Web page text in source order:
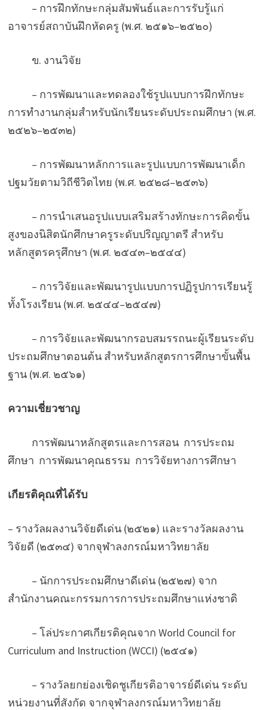
– การฝึกทักษะกลุ่มสัมพันธ์และการรับรู้แก่
อาจารย์สถาบันฝึกหัดครู (พ.ศ. ๒๕๑๖–๒๕๒๐)
ข. งานวิจัย
– การพัฒนาและทดลองใช้รูปแบบการฝึกทักษะ
การทำงานกลุ่มสำหรับนักเรียนระดับประถมศึกษา (พ.ศ.
๒๕๒๖–๒๕๓๒)
– การพัฒนาหลักการและรูปแบบการพัฒนาเด็ก
ปฐมวัยตามวิถีชีวิตไทย (พ.ศ. ๒๕๒๘–๒๕๓๖)
– การนำเสนอรูปแบบเสริมสร้างทักษะการคิดขั้น
สูงของนิสิตนักศึกษาครูระดับปริญญาตรี สำหรับ
หลักสูตรครุศึกษา (พ.ศ. ๒๕๔๓–๒๕๔๔)
– การวิจัยและพัฒนารูปแบบการปฏิรูปการเรียนรู้
ทั้งโรงเรียน (พ.ศ. ๒๕๔๔–๒๕๔๗)
– การวิจัยและพัฒนากรอบสมรรถนะผู้เรียนระดับ
ประถมศึกษาตอนต้น สำหรับหลักสูตรการศึกษาขั้นพื้น
ฐาน (พ.ศ. ๒๕๖๑)
ความเชี่ยวชาญ
การพัฒนาหลักสูตรและการสอน การประถม
ศึกษา การพัฒนาคุณธรรม การวิจัยทางการศึกษา
เกียรติคุณที่ได้รับ
– รางวัลผลงานวิจัยดีเด่น (๒๕๒๑) และรางวัลผลงาน
วิจัยดี (๒๕๓๔) จากจุฬาลงกรณ์มหาวิทยาลัย
– นักการประถมศึกษาดีเด่น (๒๕๒๗) จาก
สำนักงานคณะกรรมการการประถมศึกษาแห่งชาติ
– โล่ประกาศเกียรติคุณจาก World Council for
Curriculum and Instruction (WCCI) (๒๕๔๑)
– รางวัลยกย่องเชิดชูเกียรติอาจารย์ดีเด่น ระดับ
หน่วยงานที่สังกัด จากจุฬาลงกรณ์มหาวิทยาลัย